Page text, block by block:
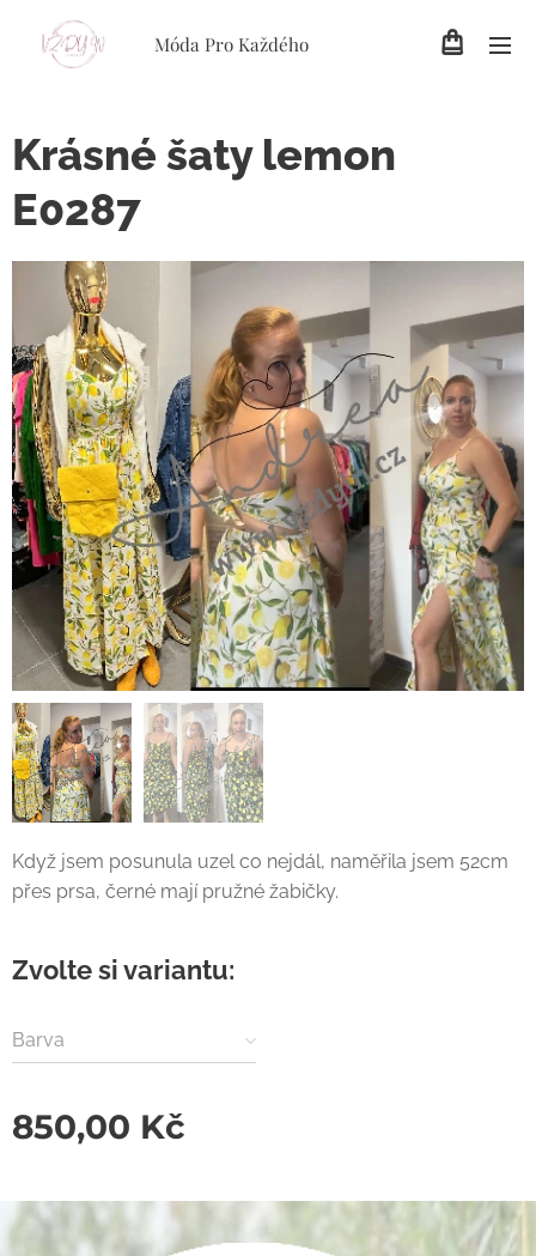
Móda Pro Každého
Krásné šaty lemon
E0287
Když jsem posunula uzel co nejdál, naměřila jsem 52cm
přes prsa, černé mají pružné žabičky.
Zvolte si variantu:
Barva
850,00 Kč